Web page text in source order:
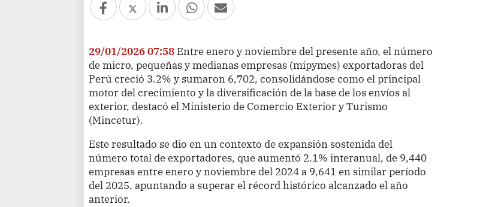
29/01/2026 07:58 Entre enero y noviembre del presente año, el número
de micro, pequeñas y medianas empresas (mipymes) exportadoras del
Perú creció 3.2% y sumaron 6,702, consolidándose como el principal
motor del crecimiento y la diversificación de la base de los envíos al
exterior, destacó el Ministerio de Comercio Exterior y Turismo
(Mincetur).
Este resultado se dio en un contexto de expansión sostenida del
número total de exportadores, que aumentó 2.1% interanual, de 9,440
empresas entre enero y noviembre del 2024 a 9,641 en similar período
del 2025, apuntando a superar el récord histórico alcanzado el año
anterior.